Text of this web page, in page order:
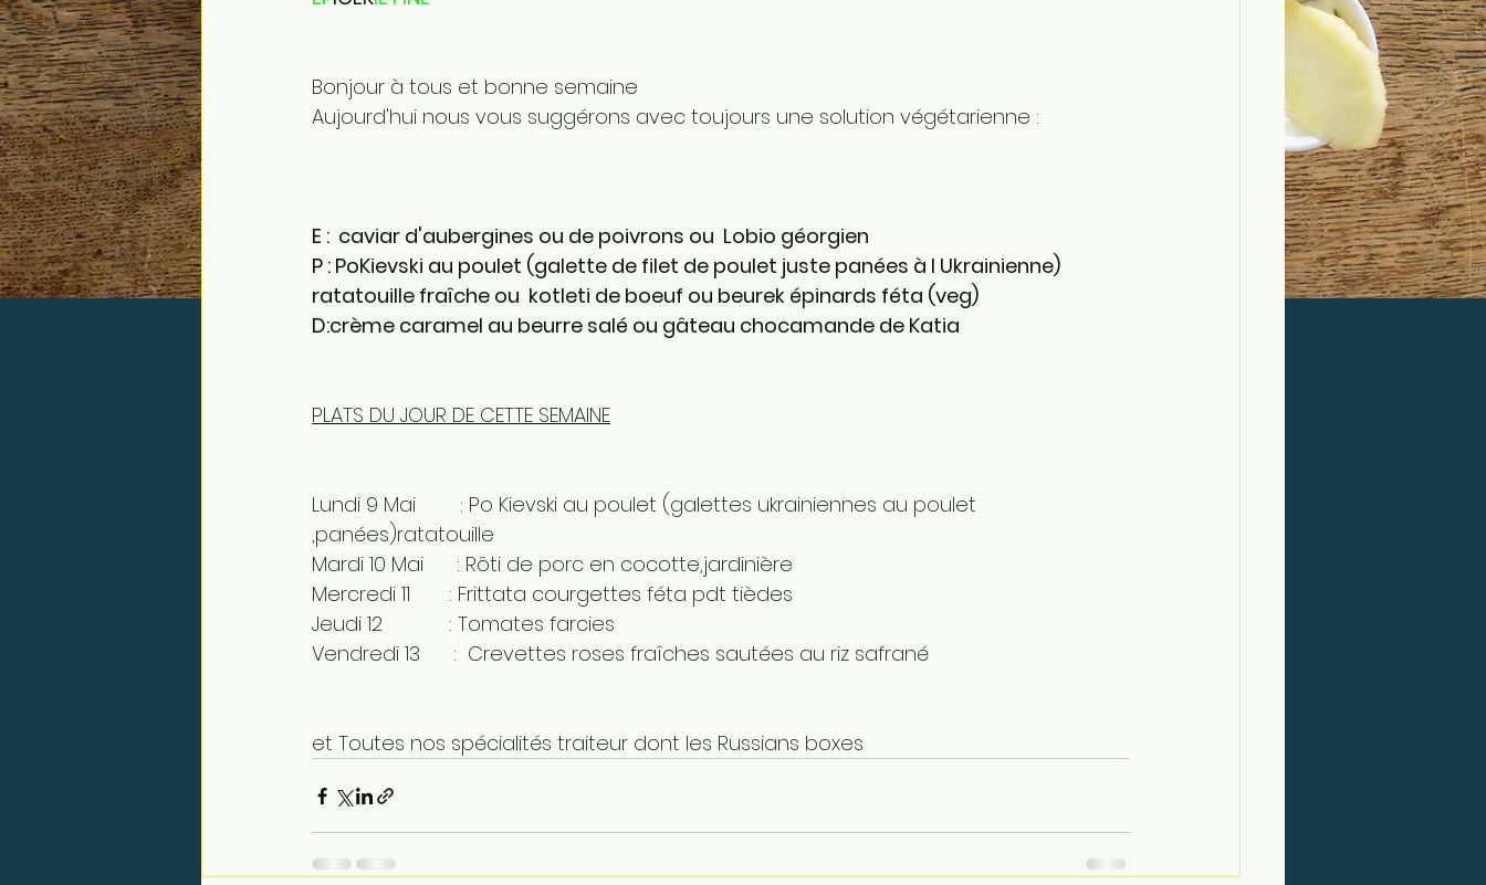
Bonjour à tous et bonne semaine
Aujourd'hui nous vous suggérons avec toujours une solution végétarienne :
E :  caviar d'aubergines ou de poivrons ou  Lobio géorgien
P : PoKievski au poulet (galette de filet de poulet juste panées à l Ukrainienne)
ratatouille fraîche ou  kotleti de boeuf ou beurek épinards féta (veg)
D:crème caramel au beurre salé ou gâteau chocamande de Katia
PLATS DU JOUR DE CETTE SEMAINE
Lundi 9 Mai        : Po Kievski au poulet (galettes ukrainiennes au poulet
,panées)ratatouille
Mardi 10 Mai      : Rôti de porc en cocotte,jardinière
Mercredi 11       : Frittata courgettes féta pdt tièdes
Jeudi 12            : Tomates farcies
Vendredi 13      :  Crevettes roses fraîches sautées au riz safrané
et Toutes nos spécialités traiteur dont les Russians boxes